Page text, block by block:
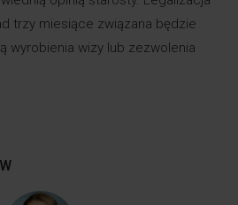
trzy miesiące związana będzie
wyrobienia wizy lub zezwolenia